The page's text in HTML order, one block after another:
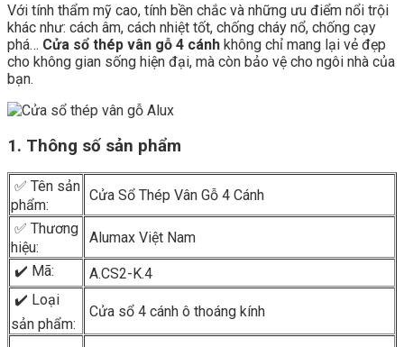
Với tính thẩm mỹ cao, tính bền chắc và những ưu điểm nổi trội
khác như: cách âm, cách nhiệt tốt, chống cháy nổ, chống cạy
phá… Cửa sổ thép vân gỗ 4 cánh không chỉ mang lại vẻ đẹp
cho không gian sống hiện đại, mà còn bảo vệ cho ngôi nhà của
bạn.
1. Thông số sản phẩm
✅ Tên sản
phẩm:
Cửa Sổ Thép Vân Gỗ 4 Cánh
✅ Thương
hiệu:
Alumax Việt Nam
✔️ Mã:
A.CS2-K.4
✔️ Loại
sản phẩm:
Cửa sổ 4 cánh ô thoáng kính